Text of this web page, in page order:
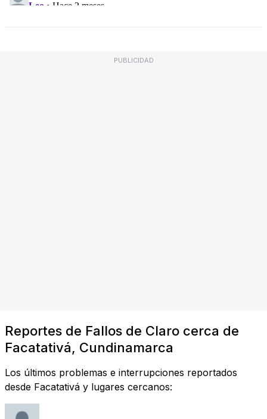
PUBLICIDAD
Reportes de Fallos de Claro cerca de
Facatativá, Cundinamarca
Los últimos problemas e interrupciones reportados
desde Facatativá y lugares cercanos: